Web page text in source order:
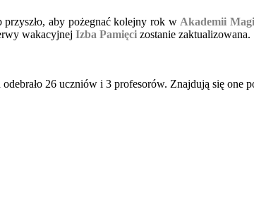
aby pożegnać kolejny rok w Akademii
wakacyjnej Izba Pamięci zostanie zaktualizowana.
26 uczniów i 3 profesorów. Znajdują się one